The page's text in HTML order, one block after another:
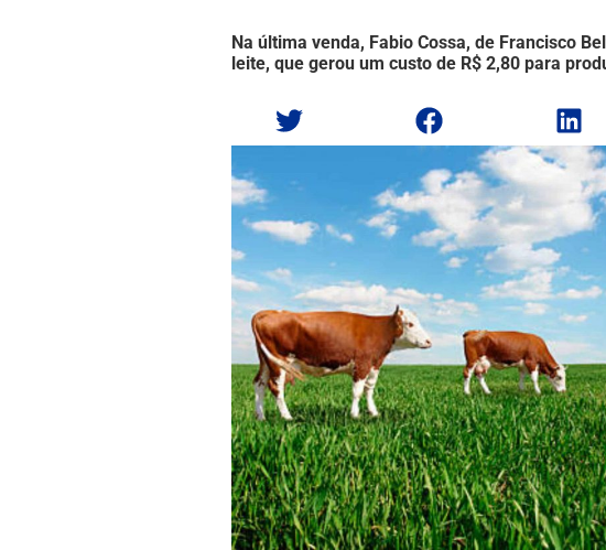
Na última venda, Fabio Cossa, de Francisco
leite, que gerou um custo de R$ 2,80 para